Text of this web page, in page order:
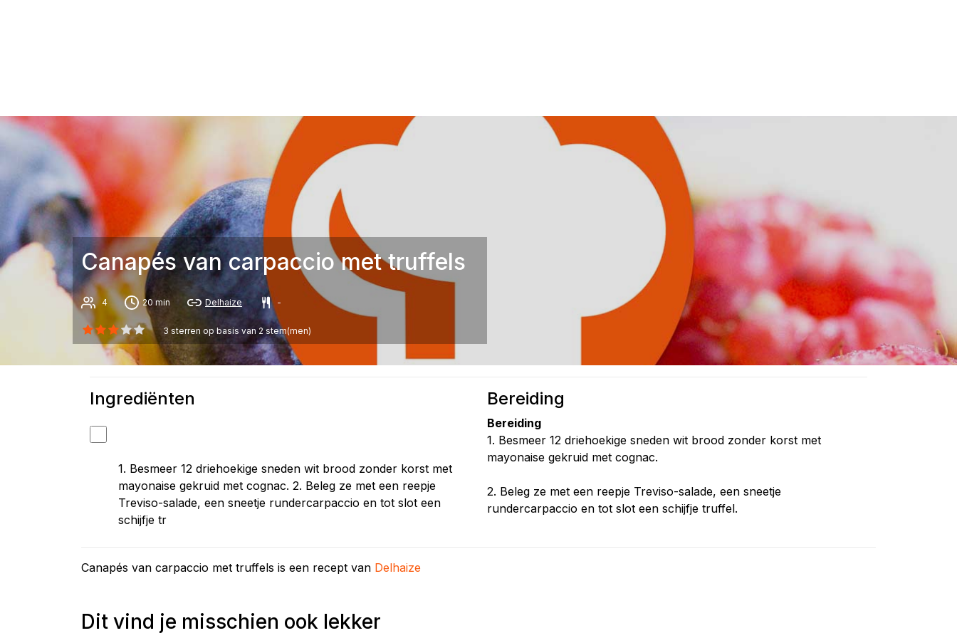
Canapés van carpaccio met truffels
4 20 min Delhaize -
3 sterren op basis van2 stem(men)
Ingrediënten
1. Besmeer 12 driehoekige sneden wit brood zonder korst met
mayonaise gekruid met cognac. 2. Beleg ze met een reepje
Treviso-salade, een sneetje rundercarpaccio en tot slot een
schijfje tr
Bereiding
Bereiding
1. Besmeer 12 driehoekige sneden wit brood zonder korst met
mayonaise gekruid met cognac.
2. Beleg ze met een reepje Treviso-salade, een sneetje
rundercarpaccio en tot slot een schijfje truffel.
Canapés van carpaccio met truffels is een recept van Delhaize
Dit vind je misschien ook lekker